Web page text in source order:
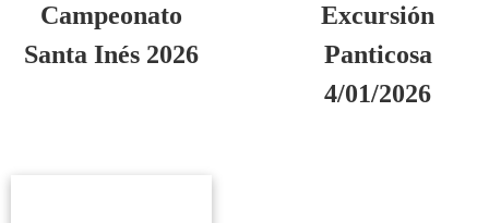
Campeonato
Santa Inés 2026
Excursión
Panticosa
4/01/2026